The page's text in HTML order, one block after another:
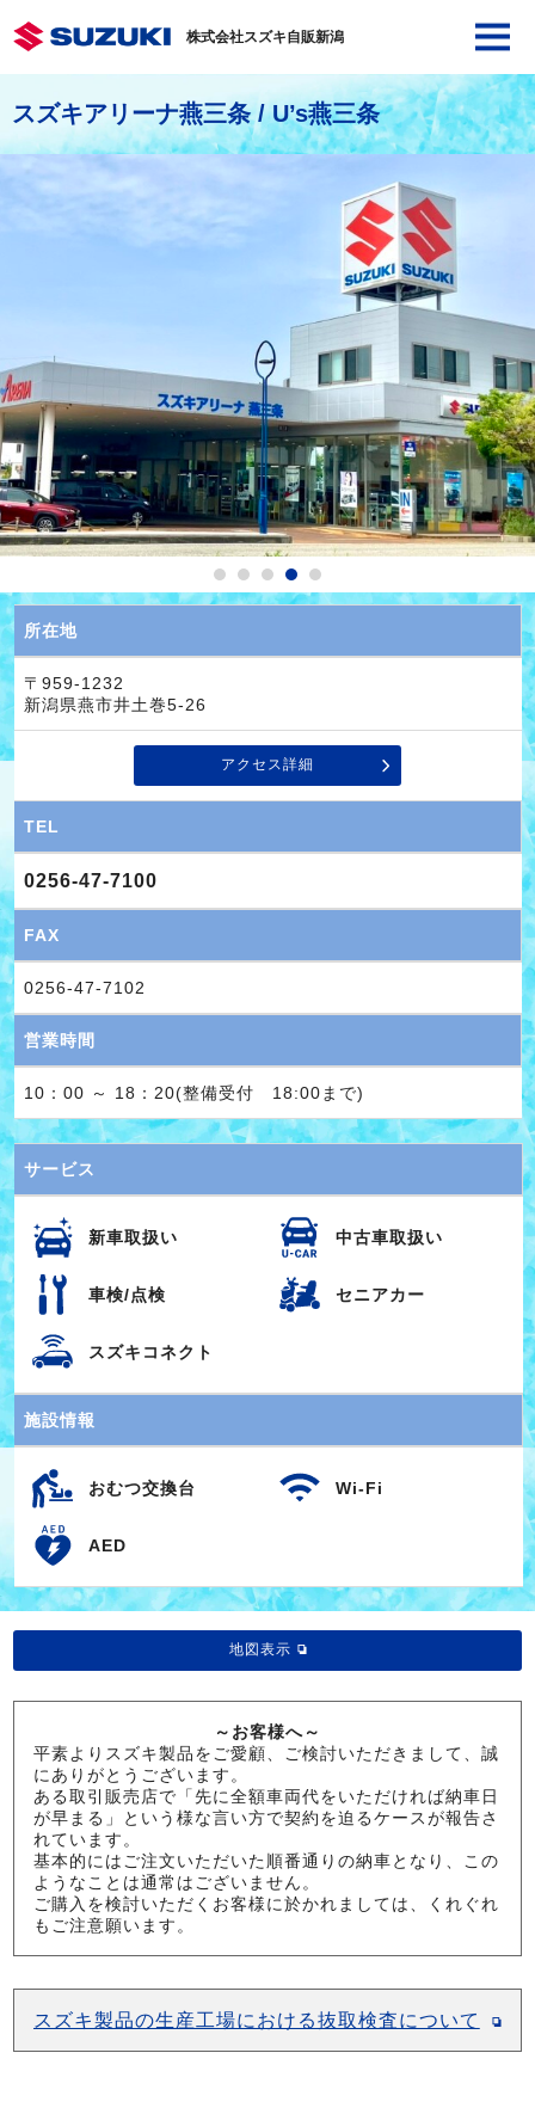
株式会社スズキ自販新潟
スズキアリーナ燕三条 / U’s燕三条
所在地
〒959-1232
新潟県燕市井土巻5-26
アクセス詳細
TEL
0256-47-7100
FAX
0256-47-7102
営業時間
10：00 ～ 18：20(整備受付 18:00まで)
サービス
新車取扱い 中古車取扱い
車検/点検 セニアカー
スズキコネクト
施設情報
おむつ交換台 Wi-Fi
AED
地図表示
～お客様へ～
平素よりスズキ製品をご愛顧、ご検討いただきまして、誠
にありがとうございます。
ある取引販売店で「先に全額車両代をいただければ納車日
が早まる」という様な言い方で契約を迫るケースが報告さ
れています。
基本的にはご注文いただいた順番通りの納車となり、この
ようなことは通常はございません。
ご購入を検討いただくお客様に於かれましては、くれぐれ
もご注意願います。
スズキ製品の生産工場における抜取検査について